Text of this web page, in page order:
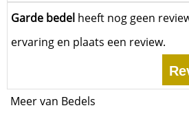
Garde bedel heeft nog geen
ervaring en plaats een review.
Meer van Bedels